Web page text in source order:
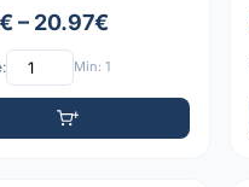
– 20.97€
Min: 1